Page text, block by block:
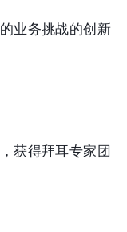
业务挑战的创新
获得拜耳专家团